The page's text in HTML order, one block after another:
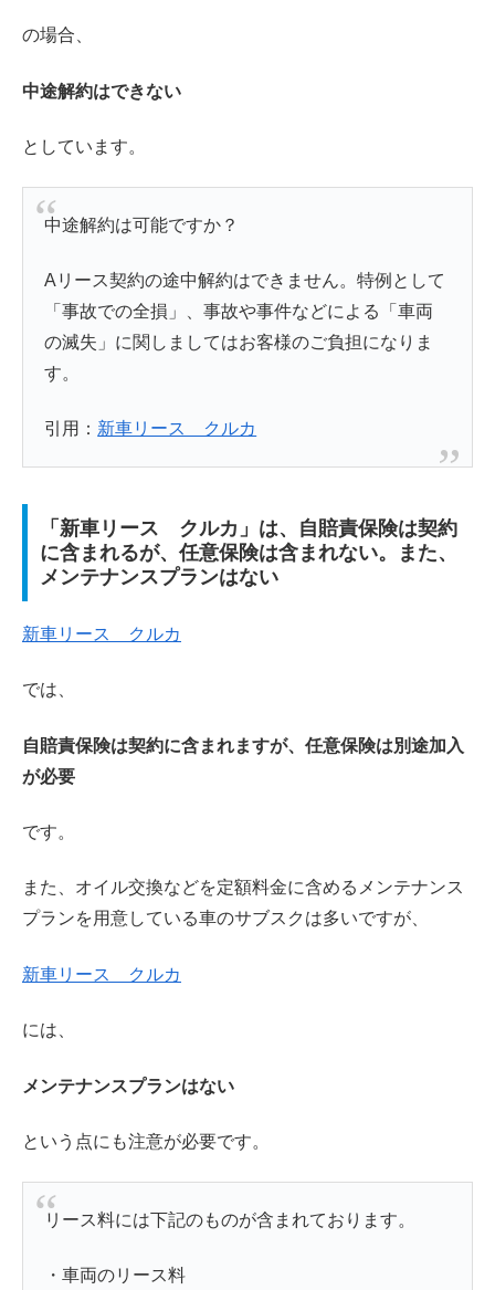
の場合、
中途解約はできない
としています。
中途解約は可能ですか？
Aリース契約の途中解約はできません。特例として
「事故での全損」、事故や事件などによる「車両
の滅失」に関しましてはお客様のご負担になりま
す。
引用： 新車リース クルカ
「新車リース クルカ」は、自賠責保険は契約
に含まれるが、任意保険は含まれない。また、
メンテナンスプランはない
新車リース クルカ
では、
自賠責保険は契約に含まれますが、任意保険は別途加入
が必要
です。
また、オイル交換などを定額料金に含めるメンテナンス
プランを用意している車のサブスクは多いですが、
新車リース クルカ
には、
メンテナンスプランはない
という点にも注意が必要です。
リース料には下記のものが含まれております。
・車両のリース料